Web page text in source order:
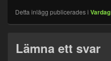
Detta inlägg publicerades i Vardag
Lämna ett svar